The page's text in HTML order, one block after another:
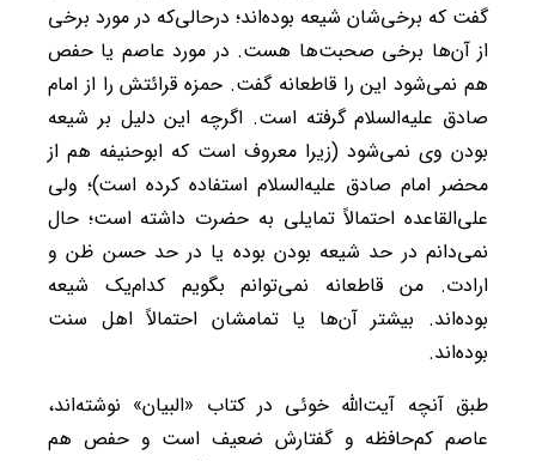
گفت که برخی‌شان شیعه بوده‌اند؛ درحالی‌که در مورد برخی
از آن‌ها برخی صحبت‌ها هست. در مورد عاصم یا حفص
هم نمی‌شود این را قاطعانه گفت. حمزه قرائتش را از امام
صادق علیه‌السلام گرفته است. اگرچه این دلیل بر شیعه
بودن وی نمی‌شود (زیرا معروف است که ابوحنیفه هم از
محضر امام صادق علیه‌السلام استفاده کرده است)؛ ولی
علی‌القاعده احتمالاً تمایلی به حضرت داشته است؛ حال
نمی‌دانم در حد شیعه بودن بوده یا در حد حسن ظن و
ارادت. من قاطعانه نمی‌توانم بگویم کدام‌یک شیعه
بوده‌اند. بیشتر آن‌ها یا تمامشان احتمالاً اهل سنت
بوده‌اند.
طبق آنچه آیت‌الله خوئی در کتاب «البیان» نوشته‌اند،
عاصم کم‌حافظه و گفتارش ضعیف است و حفص هم